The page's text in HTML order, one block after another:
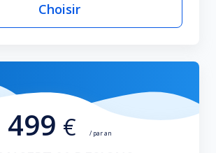
Choisir
499 € / par an